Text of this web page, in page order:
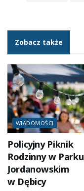
Zobacz także
WIADOMOŚCI
Policyjny Piknik
Rodzinny w Parku
Jordanowskim
w Dębicy